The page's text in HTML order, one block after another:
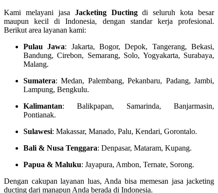
Kami melayani jasa Jacketing Ductingdi seluruh kota besar
maupun kecil di Indonesia, dengan standar kerja profesional.
Berikut area layanan kami:
Pulau Jawa: Jakarta, Bogor, Depok, Tangerang, Bekasi,
Bandung, Cirebon, Semarang, Solo, Yogyakarta, Surabaya,
Malang.
Sumatera: Medan, Palembang, Pekanbaru, Padang, Jambi,
Lampung, Bengkulu.
Kalimantan: Balikpapan, Samarinda, Banjarmasin,
Pontianak.
Sulawesi: Makassar, Manado, Palu, Kendari, Gorontalo.
Bali & Nusa Tenggara: Denpasar, Mataram, Kupang.
Papua & Maluku: Jayapura, Ambon, Ternate, Sorong.
Dengan cakupan layanan luas, Anda bisa memesan jasa jacketing
ducting dari manapun Anda berada di Indonesia.